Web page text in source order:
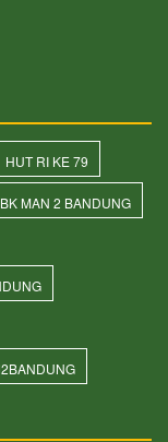
HUT RI KE 79
MAN 2 BANDUNG